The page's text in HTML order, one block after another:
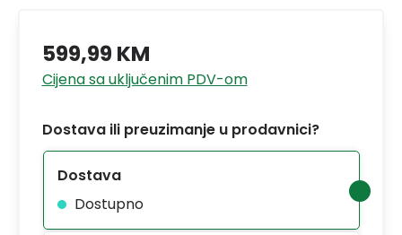
599,99 KM
Cijena sa uključenim PDV-om
Dostava ili preuzimanje u prodavnici?
Dostava
Dostupno